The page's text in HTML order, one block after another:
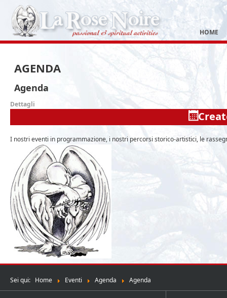
HOME
AGENDA
Agenda
Dettagli
I nostri eventi in programmazione, i nostri percorsi storico-artistici, le
Sei qui: Home Eventi Agenda Agenda